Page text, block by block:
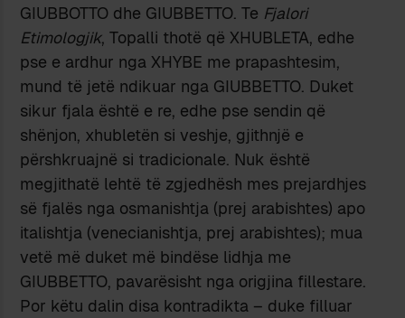
GIUBBOTTO dhe GIUBBETTO. Te Fjalori
Etimologjik, Topalli thotë që XHUBLETA, edhe
pse e ardhur nga XHYBE me prapashtesim,
mund të jetë ndikuar nga GIUBBETTO. Duket
sikur fjala është e re, edhe pse sendin që
shënjon, xhubletën si veshje, gjithnjë e
përshkruajnë si tradicionale. Nuk është
megjithatë lehtë të zgjedhësh mes prejardhjes
së fjalës nga osmanishtja (prej arabishtes) apo
italishtja (venecianishtja, prej arabishtes); mua
vetë më duket më bindëse lidhja me
GIUBBETTO, pavarësisht nga origjina fillestare.
Por këtu dalin disa kontradikta – duke filluar